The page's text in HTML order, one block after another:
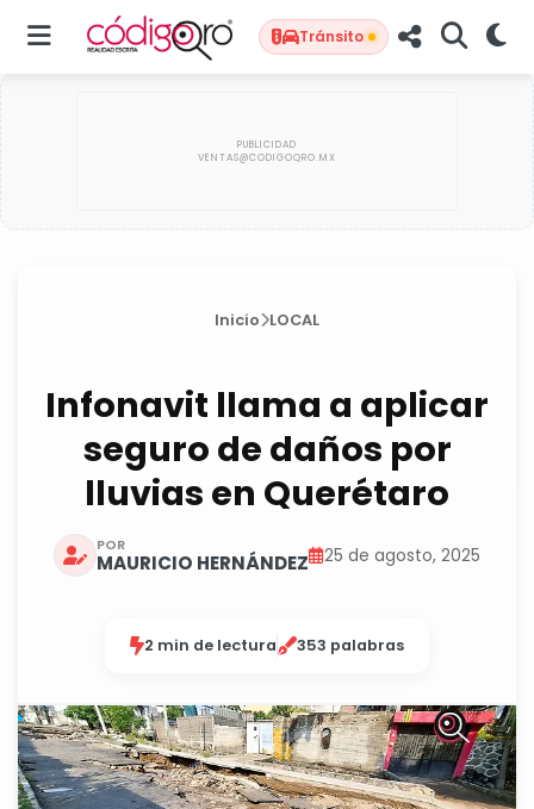
Tránsito
Inicio LOCAL
Infonavit llama a aplicar
seguro de daños por
lluvias en Querétaro
POR
MAURICIO HERNÁNDEZ 25 de agosto, 2025
2 min de lectura 353 palabras